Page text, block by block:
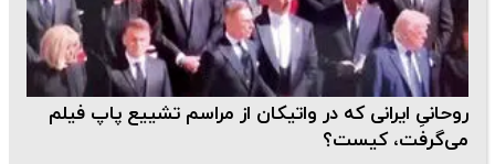
روحانیِ ایرانی که در واتیکان از مراسم تشییع پاپ فیلم
می‌گرفت، کیست؟